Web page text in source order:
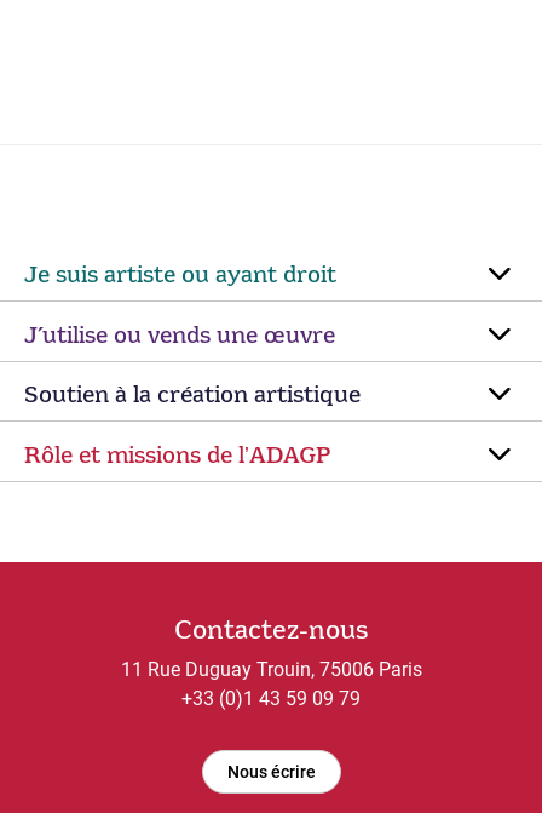
Je suis artiste ou ayant droit
J’utilise ou vends une œuvre
Soutien à la création artistique
Rôle et missions de lʼADAGP
Contactez-nous
11 Rue Duguay Trouin, 75006 Paris
+33 (0)1 43 59 09 79
Nous écrire